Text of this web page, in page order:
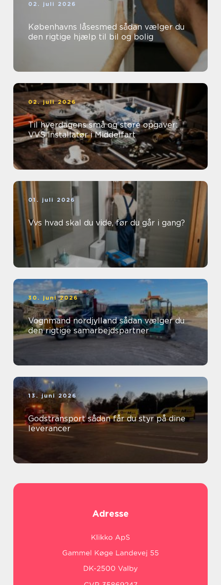
02. juli 2026
Københavns låsesmed sådan vælger du
den rigtige hjælp til bil og bolig
02. juli 2026
Til hverdagens små og store opgaver:
VVS installatør i Middelfart
01. juli 2026
Vvs hvad skal du vide, før du går i gang?
30. juni 2026
Vognmand nordjylland sådan vælger du
den rigtige samarbejdspartner
13. juni 2026
Godstransport sådan får du styr på dine
leverancer
Adresse